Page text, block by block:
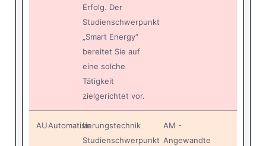
Erfolg. Der
Studienschwerpunkt
„Smart Energy“
bereitet Sie auf
eine solche
Tätigkeit
zielgerichtet vor.
AUAutomatisierungstechnik
Im
Studienschwerpunkt
AM -
Angewandte